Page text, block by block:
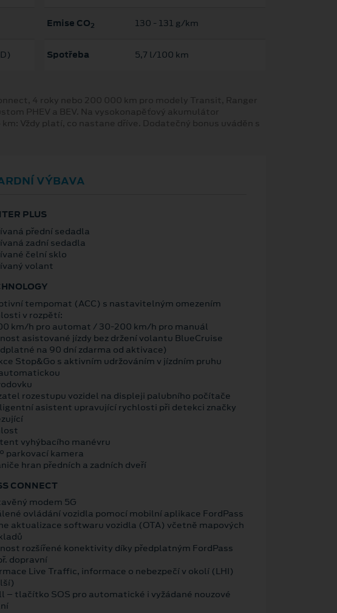
Emise CO2 130 ‐ 131 g/km
Spotřeba 5,7 l/100 km
4 roky nebo 200 000 km pro modely Transit, Ranger
PHEV a BEV. Na vysokonapěťový akumulátor
Vždy platí, co nastane dříve. Dodatečný bonus uváděn s
VÝBAVA
PLUS
přední sedadla
zadní sedadla
čelní sklo
volant
tempomat (ACC) s nastavitelným omezením
v rozpětí:
km/h pro automat / 30-200 km/h pro manuál
asistované jízdy bez držení volantu BlueCruise
na 90 dní zdarma od aktivace)
Stop&Go s aktivním udržováním v jízdním pruhu
rozestupu vozidel na displeji palubního počítače
asistent upravující rychlosti při detekci značky
vyhýbacího manévru
parkovací kamera
hran předních a zadních dveří
CONNECT
modem 5G
ovládání vozidla pomocí mobilní aplikace FordPass
aktualizace softwaru vozidla (OTA) včetně mapových
rozšířené konektivity díky předplatným FordPass
dopravní
Live Traffic, informace o nebezpečí v okolí (LHI)
– tlačítko SOS pro automatické i vyžádané nouzové